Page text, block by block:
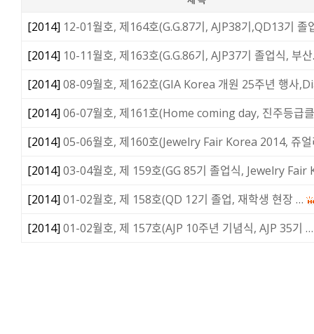
[2014] 12-01월호, 제164호(G.G.87기, AJP38기,QD13기 졸
[2014] 10-11월호, 제163호(G.G.86기, AJP37기 졸업식, 부
[2014] 08-09월호, 제162호(GIA Korea 개원 25주년 행사
[2014] 06-07월호, 제161호(Home coming day, 진주등급
[2014] 05-06월호, 제160호(Jewelry Fair Korea 2014, 쥬
[2014] 03-04월호, 제 159호(GG 85기 졸업식, Jewelry Fair
[2014] 01-02월호, 제 158호(QD 12기 졸업, 재학생 현장 …
[2014] 01-02월호, 제 157호(AJP 10주년 기념식, AJP 35기 …